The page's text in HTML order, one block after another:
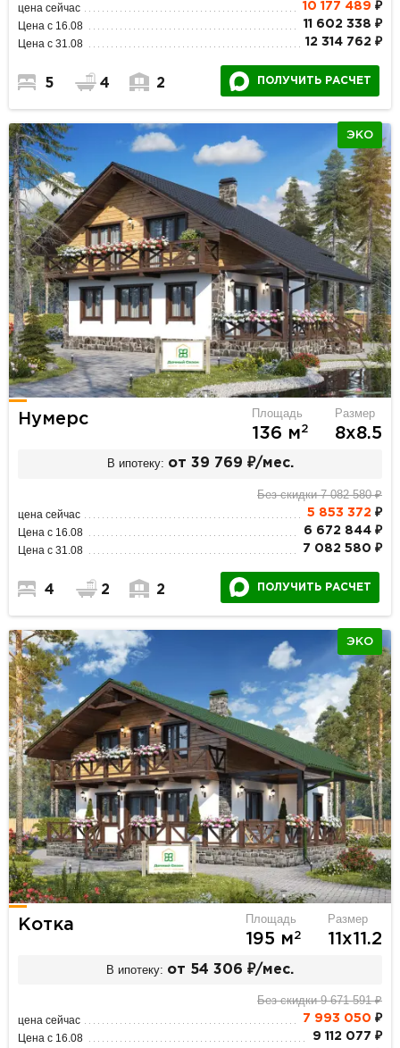
цена сейчас 10 177 489 ₽
Цена с 16.08 11 602 338 ₽
Цена с 31.08 12 314 762 ₽
5 4 2 ПОЛУЧИТЬ РАСЧЕТ
ЭКО
Нумерс Площадь
136 м2
Размер
8х8.5
В ипотеку: от 39 769 ₽/мес.
Без скидки 7 082 580 ₽
цена сейчас 5 853 372 ₽
Цена с 16.08 6 672 844 ₽
Цена с 31.08 7 082 580 ₽
4 2 2 ПОЛУЧИТЬ РАСЧЕТ
ЭКО
Котка Площадь
195 м2
Размер
11х11.2
В ипотеку: от 54 306 ₽/мес.
Без скидки 9 671 591 ₽
цена сейчас 7 993 050 ₽
Цена с 16.08 9 112 077 ₽